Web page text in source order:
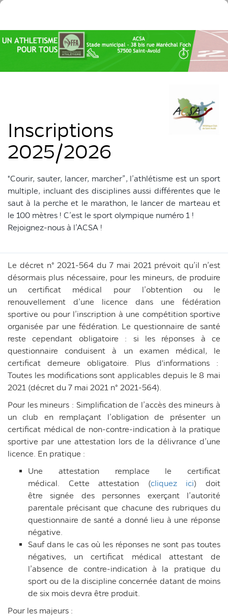
Inscriptions
2025/2026
"Courir, sauter, lancer, marcher”, l’athlétisme est un sport
multiple, incluant des disciplines aussi différentes que le
saut à la perche et le marathon, le lancer de marteau et
le 100 mètres ! C’est le sport olympique numéro 1 !
Rejoignez-nous à l’ACSA !
Le décret n° 2021-564 du 7 mai 2021 prévoit qu’il n’est
désormais plus nécessaire, pour les mineurs, de produire
un certificat médical pour l’obtention ou le
renouvellement d’une licence dans une fédération
sportive ou pour l’inscription à une compétition sportive
organisée par une fédération. Le questionnaire de santé
reste cependant obligatoire : si les réponses à ce
questionnaire conduisent à un examen médical, le
certificat demeure obligatoire. Plus d'informations :
Toutes les modifications sont applicables depuis le 8 mai
2021 (décret du 7 mai 2021 n° 2021-564).
Pour les mineurs : Simplification de l’accès des mineurs à
un club en remplaçant l’obligation de présenter un
certificat médical de non-contre-indication à la pratique
sportive par une attestation lors de la délivrance d’une
licence. En pratique :
Une attestation remplace le certificat
médical. Cette attestation (cliquez ici) doit
être signée des personnes exerçant l’autorité
parentale précisant que chacune des rubriques du
questionnaire de santé a donné lieu à une réponse
négative.
Sauf dans le cas où les réponses ne sont pas toutes
négatives, un certificat médical attestant de
l’absence de contre-indication à la pratique du
sport ou de la discipline concernée datant de moins
de six mois devra être produit.
Pour les majeurs :